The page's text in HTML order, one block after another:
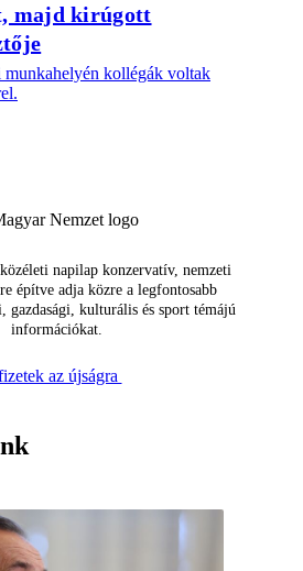
majd kirúgott
kollégák voltak
napilap konzervatív, nemzeti
építve adja közre a legfontosabb
gazdasági, kulturális és sport témájú
információkat.
az újságra